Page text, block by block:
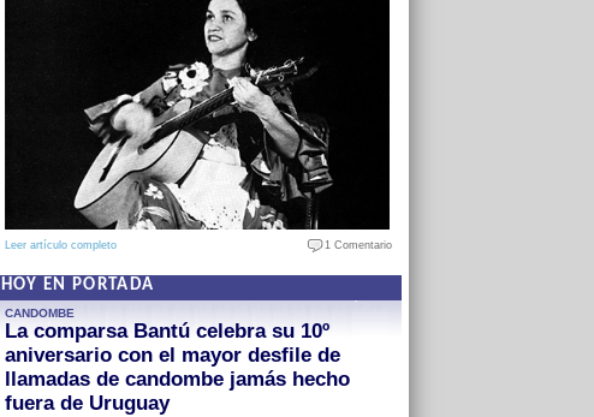
Leer artículo completo 1 Comentario
HOY EN PORTADA
CANDOMBE
La comparsa Bantú celebra su 10º
aniversario con el mayor desfile de
llamadas de candombe jamás hecho
fuera de Uruguay